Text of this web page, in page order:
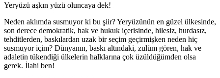
Yeryüzü aşkın yüzü oluncaya dek!
Neden aklımda susmuyor ki bu şiir? Yeryüzünün en güzel ülkesinde,
son derece demokratik, hak ve hukuk içerisinde, hilesiz, hurdasız,
tehditlerden, baskılardan uzak bir seçim geçirmişken neden hiç
susmuyor içim? Dünyanın, baskı altındaki, zulüm gören, hak ve
adaletin tükendiği ülkelerin halklarına çok üzüldüğümden olsa
gerek. İlahi ben!